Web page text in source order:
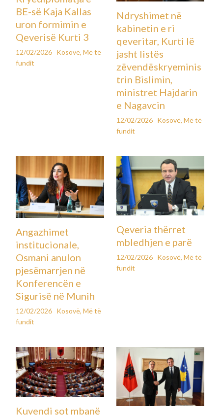
BE-së Kaja Kallas
uron formimin e
Qeverisë Kurti 3
12/02/2026 Kosovë,Më të
fundit
Ndryshimet në
kabinetin e ri
qeveritar, Kurti lë
jasht listës
zëvendëskryeminis
trin Bislimin,
ministret Hajdarin
e Nagavcin
12/02/2026 Kosovë, Më të
fundit
Angazhimet
institucionale,
Osmani anulon
pjesëmarrjen në
Konferencën e
Sigurisë në Munih
12/02/2026 Kosovë,Më të
fundit
Qeveria thërret
mbledhjen e parë
12/02/2026 Kosovë, Më të
fundit
Kuvendi sot mbanë